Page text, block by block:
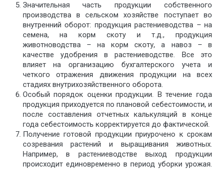
Значительная часть продукции собственного
производства в сельском хозяйстве поступает во
внутренний оборот: продукция растениеводства – на
семена, на корм скоту и т.д., продукция
животноводства – на корм скоту, а навоз – в
качестве удобрения в растениеводстве. Все это
влияет на организацию бухгалтерского учета и
четкого отражения движения продукции на всех
стадиях внутрихозяйственного оборота.
Особый порядок оценки продукции. В течение года
продукция приходуется по плановой себестоимости, и
после составления отчетных калькуляций в конце
года себестоимость корректируется до фактической.
Получение готовой продукции приурочено к срокам
созревания растений и выращивания животных.
Например, в растениеводстве выход продукции
происходит единовременно в период уборки урожая.